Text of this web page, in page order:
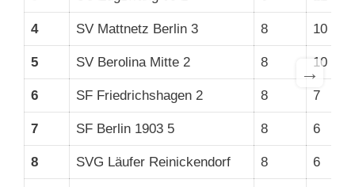
4 SV Mattnetz Berlin 3 8 10
5 SV Berolina Mitte 2 8 10
6 SF Friedrichshagen 2 8 7
7 SF Berlin 1903 5 8 6
8 SVG Läufer Reinickendorf 8 6
→